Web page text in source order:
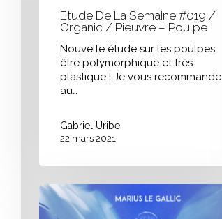
Etude De La Semaine #019 /
Organic / Pieuvre – Poulpe
Nouvelle étude sur les poulpes,
être polymorphique et très
plastique ! Je vous recommande
au…
Gabriel Uribe
22 mars 2021
« Shower »
Illustration